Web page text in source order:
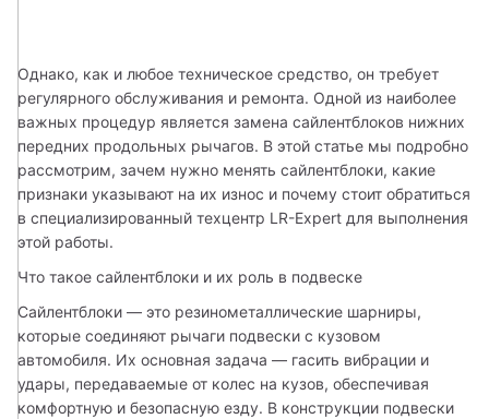
Однако, как и любое техническое средство, он требует
регулярного обслуживания и ремонта. Одной из наиболее
важных процедур является замена сайлентблоков нижних
передних продольных рычагов. В этой статье мы подробно
рассмотрим, зачем нужно менять сайлентблоки, какие
признаки указывают на их износ и почему стоит обратиться
в специализированный техцентр LR-Expert для выполнения
этой работы.
Что такое сайлентблоки и их роль в подвеске
Сайлентблоки — это резинометаллические шарниры,
которые соединяют рычаги подвески с кузовом
автомобиля. Их основная задача — гасить вибрации и
удары, передаваемые от колес на кузов, обеспечивая
комфортную и безопасную езду. В конструкции подвески